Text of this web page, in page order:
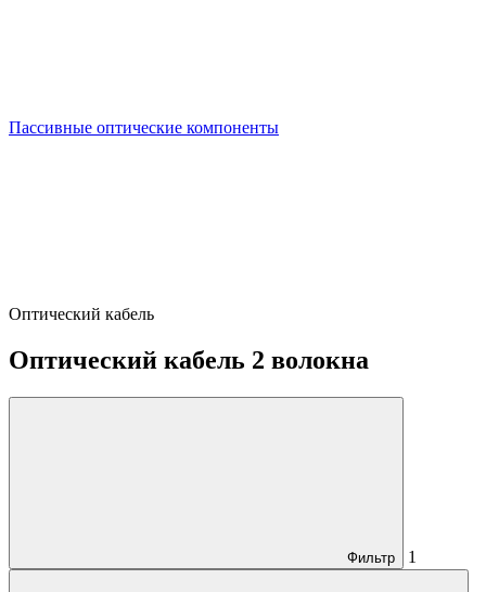
Пассивные оптические компоненты
Оптический кабель
Оптический кабель 2 волокна
Фильтр 1